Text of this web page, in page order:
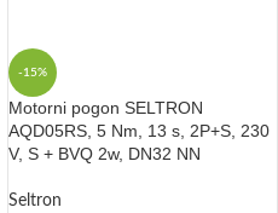
-15%
Motorni pogon SELTRON
AQD05RS, 5 Nm, 13 s, 2P+S, 230
V, S + BVQ 2w, DN32 NN
Seltron